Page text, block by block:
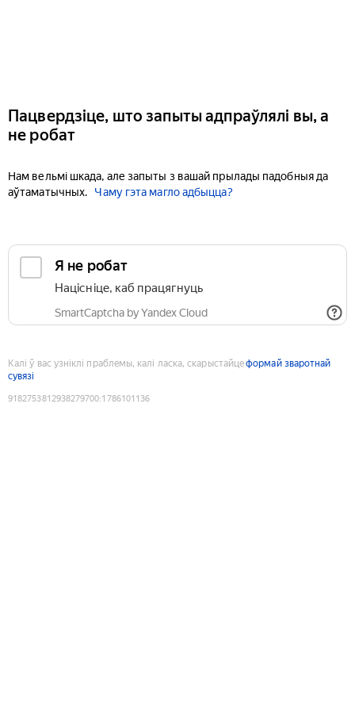
Пацвердзіце, што запыты адпраўлялі вы, а
не робат
Нам вельмі шкада, але запыты з вашай прылады падобныя да
аўтаматычных.
Чаму гэта магло адбыцца?
Я не робат
Націсніце, каб працягнуць
SmartCaptcha by Yandex Cloud
Калі ў вас узніклі праблемы, калі ласка, скарыстайцеформай зваротнай
сувязі
9182753812938279700:1786101136